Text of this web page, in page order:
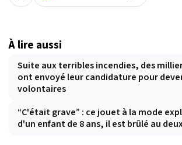
À lire aussi
Suite aux terribles incendies, des
ont envoyé leur candidature pour
volontaires
“C'était grave” : ce jouet à la mode
d'un enfant de 8 ans, il est brûlé au